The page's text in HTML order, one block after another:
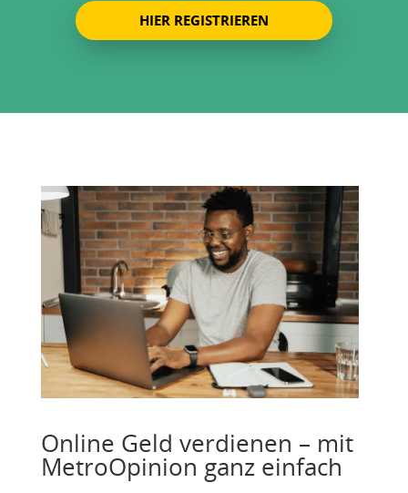
HIER REGISTRIEREN
Online Geld verdienen – mit
MetroOpinion ganz einfach